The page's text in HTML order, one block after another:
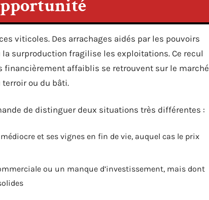
viticoles. Des arrachages aidés par les pouvoirs
surproduction fragilise les exploitations. Ce recul
financièrement affaiblis se retrouvent sur le marché
ou du bâti.
de distinguer deux situations très différentes :
et ses vignes en fin de vie, auquel cas le prix
ou un manque d’investissement, mais dont